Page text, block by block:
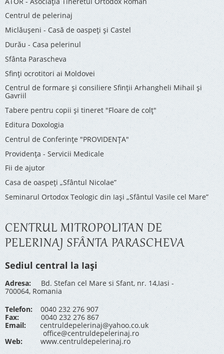
Centrul de pelerinaj
Miclăușeni - Casă de oaspeţi şi Castel
Durău - Casa pelerinul
Sfânta Parascheva
Sfinți ocrotitori ai Moldovei
Centrul de formare și consiliere Sfinții Arhangheli Mihail și
Gavriil
Tabere pentru copii şi tineret "Floare de colţ"
Editura Doxologia
Centrul de Conferinţe "PROVIDENŢA"
Providenţa - Servicii Medicale
Fii de ajutor
Casa de oaspeți „Sfântul Nicolae”
Seminarul Ortodox Teologic din Iași „Sfântul Vasile cel Mare”
CENTRUL MITROPOLITAN DE
PELERINAJ SFÂNTA PARASCHEVA
Sediul central la Iași
Adresa: Bd. Stefan cel Mare si Sfant, nr. 14,Iasi -
700064, Romania
Telefon: 0040 232 276 907
Fax: 0040 232 276 867
Email:
centruldepelerinaj@yahoo.co.uk
office@centruldepelerinaj.ro
Web:
www.centruldepelerinaj.ro